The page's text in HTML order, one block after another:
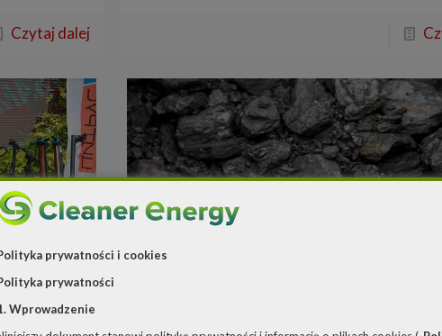
Czytaj dalej
prywatności i cookies
prywatności
Wprowadzenie